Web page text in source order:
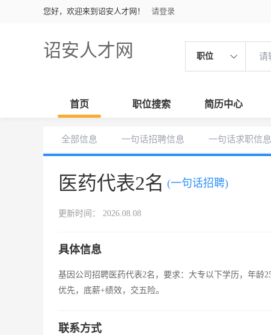
您好，欢迎来到诏安人才网！ 请登录
诏安人才网 职位
首页 职位搜索 简历中心
全部信息 一句话招聘信息 一句话求职信息
医药代表2名 (一句话招聘)
更新时间： 2026.08.08
具体信息
基因公司招聘医药代表2名，要求：大专以下学历，年龄
优先，底薪+绩效，交五险。
联系方式